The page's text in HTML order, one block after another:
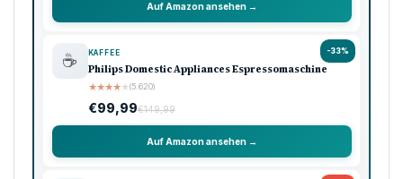
Auf Amazon ansehen →
-33%
☕ KAFFEE
Philips Domestic Appliances Espressomaschine
★★★★★(5.620)
€99,99€149,99
Auf Amazon ansehen →